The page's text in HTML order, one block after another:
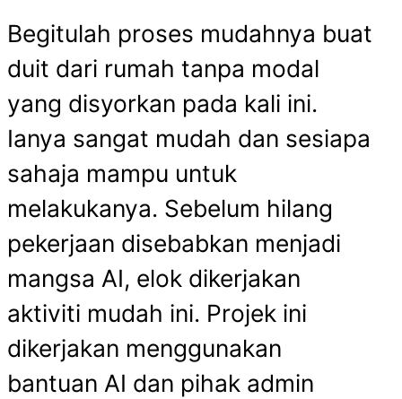
Begitulah proses mudahnya buat
duit dari rumah tanpa modal
yang disyorkan pada kali ini.
Ianya sangat mudah dan sesiapa
sahaja mampu untuk
melakukanya. Sebelum hilang
pekerjaan disebabkan menjadi
mangsa AI, elok dikerjakan
aktiviti mudah ini. Projek ini
dikerjakan menggunakan
bantuan AI dan pihak admin